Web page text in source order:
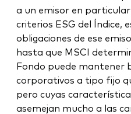
a un emisor en
criterios ESG del Índice,
obligaciones de ese
hasta que MSCI
Fondo puede mantener
corporativos a tipo fijo
pero cuyas
asemejan mucho a las